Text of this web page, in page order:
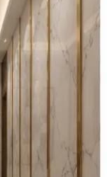
الرخام
بالرياض
0508875567